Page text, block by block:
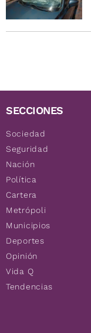
SECCIONES
Sociedad
Seguridad
Nación
Política
Cartera
Metrópoli
Municipios
Deportes
Opinión
Vida Q
Tendencias